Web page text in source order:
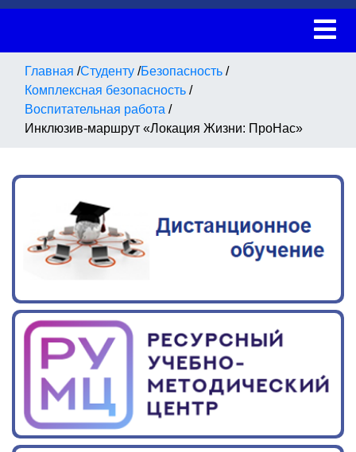
Главная /Студенту /Безопасность /
Комплексная безопасность /
Воспитательная работа /
Инклюзив-маршрут «Локация Жизни: ПроНас»